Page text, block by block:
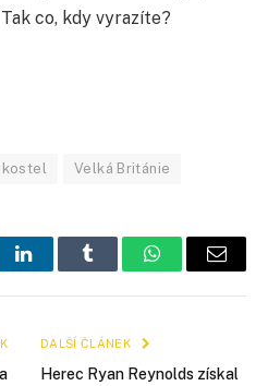
co, kdy vyrazíte?
kostel Velká Británie
LinkedInTumblr WhatsApp
E-
DALŠÍ ČLÁNEK
Herec Ryan Reynolds získal